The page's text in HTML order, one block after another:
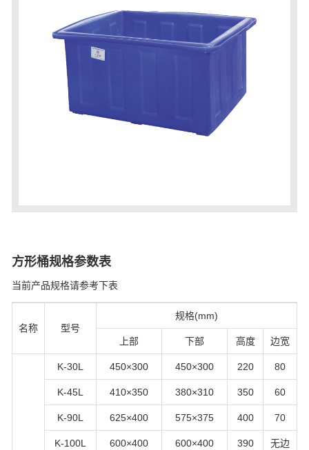
方形桶规格参数表
当前产品规格请参考下表
名称 型号
规格(mm)
上部 下部 高度 边宽
K-30L 450×300 450×300 220 80
K-45L 410×350 380×310 350 60
K-90L 625×400 575×375 400 70
K-100L 600×400 600×400 390 无边